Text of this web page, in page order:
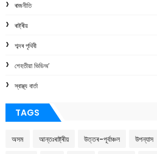
ৰাজনীতি
ৰাষ্ট্ৰীয়
শব্দৰ পৃথিবী
শেহতীয়া ভিডিঅ’
স্বাস্থ্য বাৰ্তা
TAGS
অসম আন্তঃৰাষ্ট্ৰীয় উত্তৰ-পূৰ্বাঞ্চল উপন্যাস